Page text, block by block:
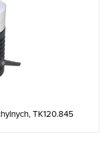
TK120.845